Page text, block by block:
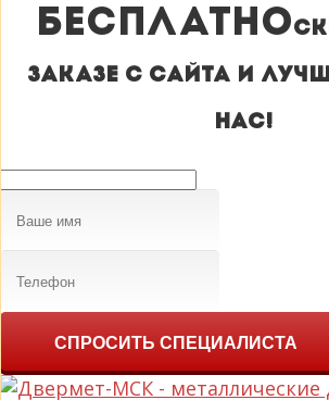
бесплатно
заказе с сайта и
нас!
СПРОСИТЬ СПЕЦИАЛИСТА